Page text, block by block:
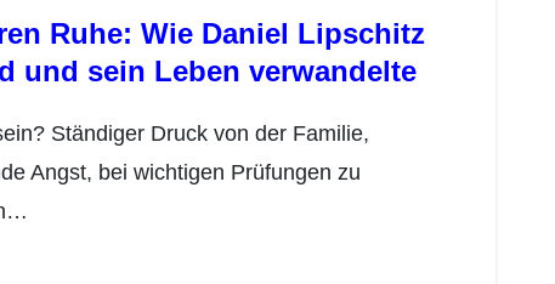
Ruhe: Wie Daniel Lipschitz
und sein Leben verwandelte
Angst, bei wichtigen Prüfungen zu